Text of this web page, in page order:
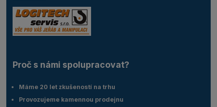
Proč s námi spolupracovat?
Máme 20 let zkušeností na trhu
Provozujeme kamennou prodejnu